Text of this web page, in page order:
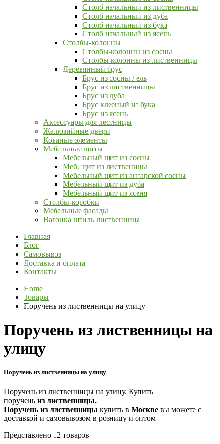
Столб начальный из лиственницы
Столб начальный из дуба
Столб начальный из бука
Столб начальный из ясень
Столбы-колонны
Столбы-колонны из сосны
Столбы-колонны из лиственницы
Деревянный брус
Брус из сосны / ель
Брус из лиственницы
Брус из дуба
Брус клееный из бука
Брус из ясень
Аксессуары для лестницы
Жалюзийные двери
Кованые элементы
Мебельные щиты
Мебельный щит из сосны
Меб. щит из лиственицы
Мебельный щит из ангарской сосны
Мебельный щит из дуба
Мебельный щит из ясеня
Столбы-коробки
Мебельные фасады
Вагонка штиль лиственница
Главная
Блог
Самовывоз
Доставка и оплата
Контакты
Home
Товары
Поручень из лиственницы на улицу
Поручень из лиственницы на
улицу
Поручень из лиственницы на улицу
Поручень из лиственницы на улицу. Купить
поручень из лиственницы.
Поручень из лиственницы купить в Москве вы можете с
доставкой и самовывозом в розницу и оптом
Представлено 12 товаров